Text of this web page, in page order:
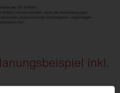
inkl.